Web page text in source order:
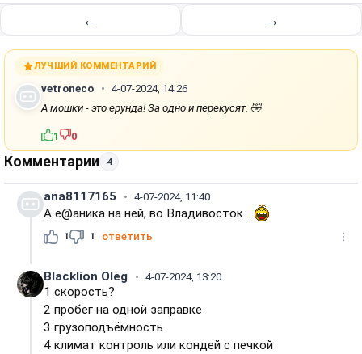
← →
ЛУЧШИЙ КОММЕНТАРИЙ
vetroneco
4-07-2024, 14:26
А мошки - это ерунда! За одно и перекусят. 🤣
1 0
Комментарии 4
ana8117165 4-07-2024, 11:40
А е@аника на ней, во Владивосток...
1 1 ответить
Blacklion Oleg 4-07-2024, 13:20
1 скорость?
2 пробег на одной заправке
3 грузоподъёмность
4 климат контроль или кондей с печкой